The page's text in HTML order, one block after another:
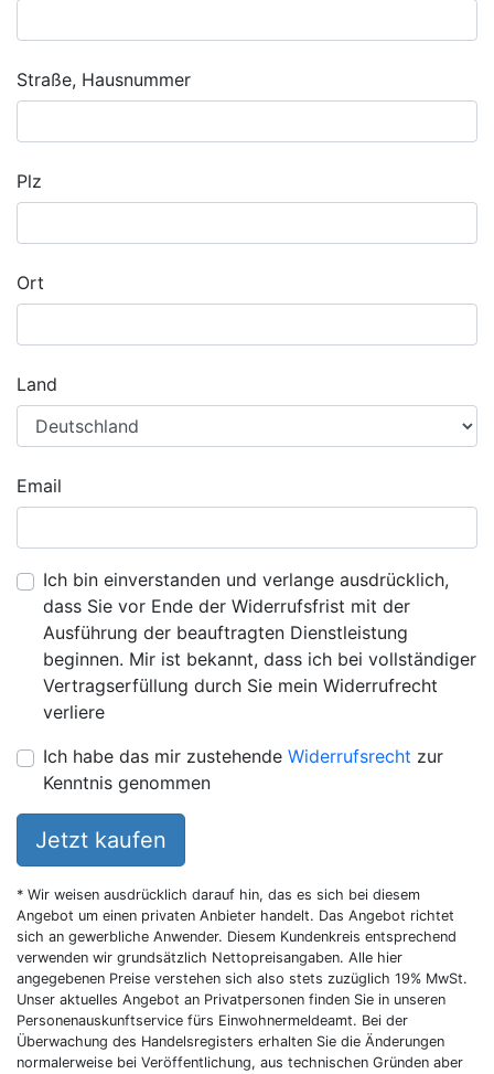
Straße, Hausnummer
Plz
Ort
Land
Email
Ich bin einverstanden und verlange ausdrücklich,
dass Sie vor Ende der Widerrufsfrist mit der
Ausführung der beauftragten Dienstleistung
beginnen. Mir ist bekannt, dass ich bei vollständiger
Vertragserfüllung durch Sie mein Widerrufrecht
verliere
Ich habe das mir zustehende Widerrufsrecht zur
Kenntnis genommen
Jetzt kaufen
* Wir weisen ausdrücklich darauf hin, das es sich bei diesem
Angebot um einen privaten Anbieter handelt. Das Angebot richtet
sich an gewerbliche Anwender. Diesem Kundenkreis entsprechend
verwenden wir grundsätzlich Nettopreisangaben. Alle hier
angegebenen Preise verstehen sich also stets zuzüglich 19% MwSt.
Unser aktuelles Angebot an Privatpersonen finden Sie in unseren
Personenauskunftservice fürs Einwohnermeldeamt. Bei der
Überwachung des Handelsregisters erhalten Sie die Änderungen
normalerweise bei Veröffentlichung, aus technischen Gründen aber